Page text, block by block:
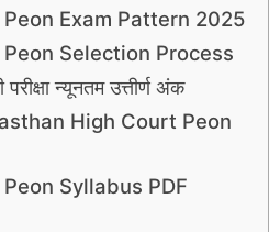
Exam Pattern 2025
Selection Process
न्यूनतम उत्तीर्ण अंक
High Court Peon
Syllabus PDF